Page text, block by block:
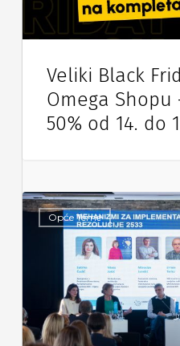
Veliki Black
Omega
50% od 14. do
Opće Teme